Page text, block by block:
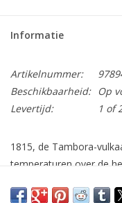
Informatie
Artikelnummer:
Beschikbaarheid:
Op
Levertijd:
1 of
1815, de Tambora-
temperaturen over de
1859, een krachtige